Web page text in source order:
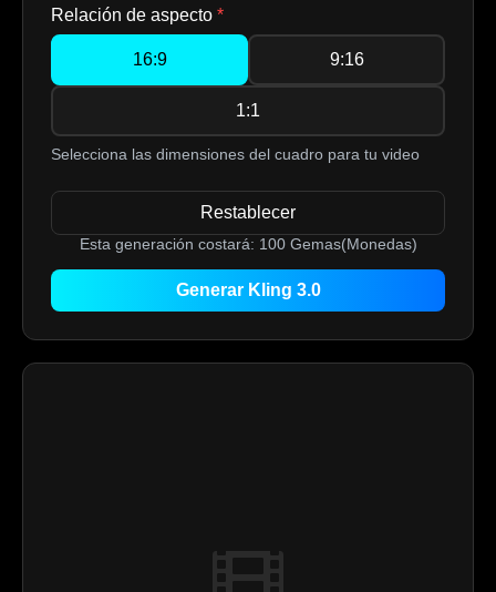
Relación de aspecto *
16:9 9:16
1:1
Selecciona las dimensiones del cuadro para tu video
Restablecer
Esta generación costará: 100Gemas(Monedas)
Generar Kling 3.0